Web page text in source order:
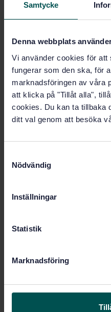
Samtycke
Denna webbplats
Vi använder cookies för att
fungerar som den ska, för
marknadsföringen av våra
att klicka på "Tillåt alla",
cookies. Du kan ta tillbaka
ditt val genom att besöka
Nödvändig
Inställningar
Statistik
Marknadsföring
Produktinformation
Framtagen av:
Internationell titel:
Hylotrupes
Artikelnummer:
Fastställd:2016-06-28
Ersätter: SS-EN 46-